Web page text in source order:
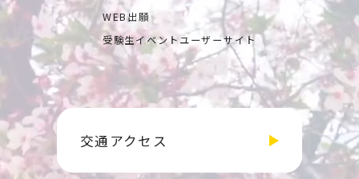
WEB出願
受験生イベントユーザーサイト
交通アクセス